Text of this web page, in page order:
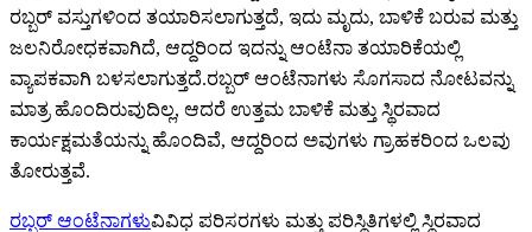
ರಬ್ಬರ್ ವಸ್ತುಗಳಿಂದ ತಯಾರಿಸಲಾಗುತ್ತದೆ, ಇದು ಮೃದು, ಬಾಳಿಕೆ ಬರುವ ಮತ್ತು
ಜಲನಿರೋಧಕವಾಗಿದೆ, ಆದ್ದರಿಂದ ಇದನ್ನು ಆಂಟೆನಾ ತಯಾರಿಕೆಯಲ್ಲಿ
ವ್ಯಾಪಕವಾಗಿ ಬಳಸಲಾಗುತ್ತದೆ.ರಬ್ಬರ್ ಆಂಟೆನಾಗಳು ಸೊಗಸಾದ ನೋಟವನ್ನು
ಮಾತ್ರ ಹೊಂದಿರುವುದಿಲ್ಲ, ಆದರೆ ಉತ್ತಮ ಬಾಳಿಕೆ ಮತ್ತು ಸ್ಥಿರವಾದ
ಕಾರ್ಯಕ್ಷಮತೆಯನ್ನು ಹೊಂದಿವೆ, ಆದ್ದರಿಂದ ಅವುಗಳು ಗ್ರಾಹಕರಿಂದ ಒಲವು
ತೋರುತ್ತವೆ.
ರಬ್ಬರ್ ಆಂಟೆನಾಗಳುವಿವಿಧ ಪರಿಸರಗಳು ಮತ್ತು ಪರಿಸ್ಥಿತಿಗಳಲ್ಲಿ ಸ್ಥಿರವಾದ